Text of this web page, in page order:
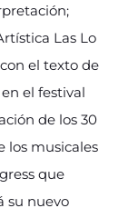
Las Lo
el texto de
el festival
de los 30
los musicales
que
su nuevo